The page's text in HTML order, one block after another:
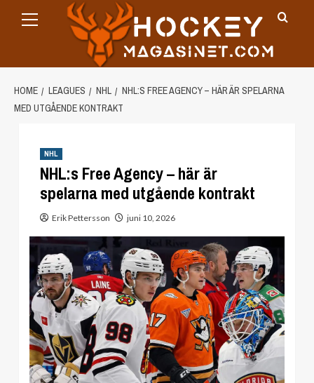
Menu
HOME LEAGUES NHL
NHL:S FREE AGENCY – HÄR ÄR SPELARNA
MED UTGÅENDE KONTRAKT
NHL
NHL:s Free Agency – här är
spelarna med utgående kontrakt
Erik Pettersson juni 10, 2026